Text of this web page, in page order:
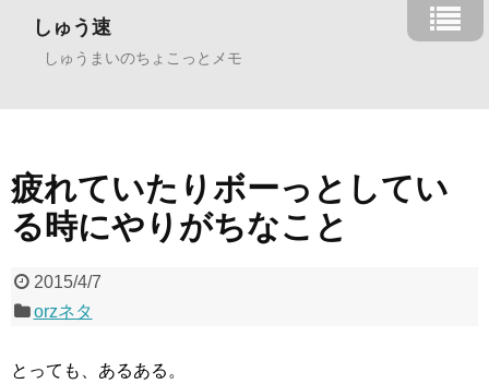
しゅう速
しゅうまいのちょこっとメモ
疲れていたりボーっとしてい
る時にやりがちなこと
2015/4/7
orzネタ
とっても、あるある。